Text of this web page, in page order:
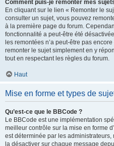
Comment puis-je remonter mes
En cliquant sur le lien « Remonter le
consulter un sujet, vous pouvez
à la première page du forum.
fonctionnalité a peut-être été
les remontées n’a peut-être pas
remonter le sujet simplement en y
tout en respectant les règles du forum.
Haut
Mise en forme et types de
Qu’est-ce que le BBCode ?
Le BBCode est une implémentation
meilleur contrôle sur la mise en forme
est déterminée par les
la désactiver sur chaque message